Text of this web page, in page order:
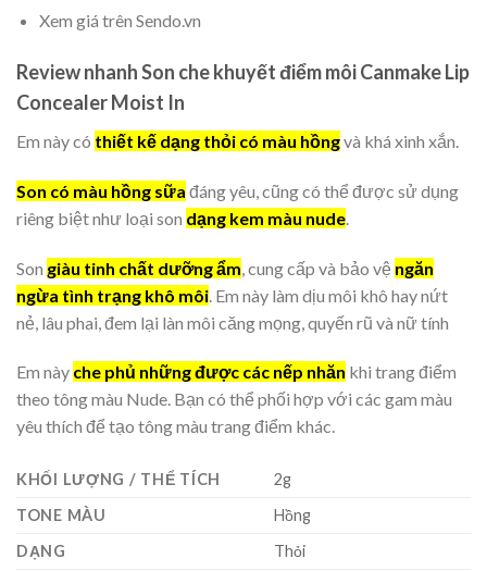
Xem giá trên Sendo.vn
Review nhanh Son che khuyết điểm môi Canmake Lip
Concealer Moist In
Em này có thiết kế dạng thỏi có màu hồngvà khá xinh xắn.
Son có màu hồng sữa đáng yêu, cũng có thể được sử dụng
riêng biệt như loại son dạng kem màu nude
Son giàu tinh chất dưỡng ẩm , cung cấp và bảo vệ ngăn
ngừa tình trạng khô môi . Em này làm dịu môi khô hay nứt
nẻ, lâu phai, đem lại làn môi căng mọng, quyến rũ và nữ tính
Em này che phủ những được các nếp nhăn khi trang điểm
theo tông màu Nude. Bạn có thể phối hợp với các gam màu
yêu thích để tạo tông màu trang điểm khác.
KHỐI LƯỢNG / THỂ TÍCH
2g
TONE MÀU
Hồng
DẠNG
Thỏi